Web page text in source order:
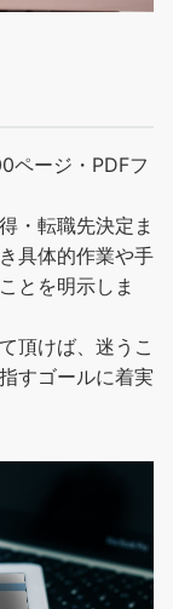
ページ・PDFフ
・転職先決定ま
具体的作業や手
とを明示しま
頂けば、迷うこ
すゴールに着実